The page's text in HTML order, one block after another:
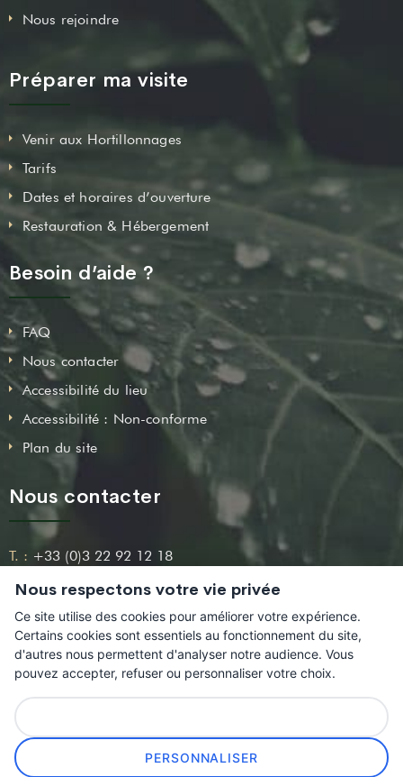
Nous rejoindre
Préparer ma visite
Venir aux Hortillonnages
Tarifs
Dates et horaires d’ouverture
Restauration & Hébergement
Besoin d’aide ?
FAQ
Nous contacter
Accessibilité du lieu
Accessibilité : Non-conforme
Plan du site
Nous contacter
T. : +33 (0)3 22 92 12 18
Email : contact@leshortillonnages.fr
Adresse : 54, Boulevard Beauvillé 80000 Amiens
© 2021
Association pour la Protection et la Sauvegarde des
Nous respectons votre vie privée
Ce site utilise des cookies pour améliorer votre expérience.
Certains cookies sont essentiels au fonctionnement du site,
d'autres nous permettent d'analyser notre audience. Vous
pouvez accepter, refuser ou personnaliser votre choix.
PERSONNALISER